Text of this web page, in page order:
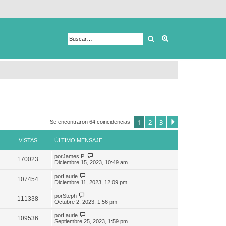
Buscar
Se encontraron 64 coincidencias 1 2 3
VISTAS ÚLTIMO MENSAJE
170023 porJames P.
Diciembre 15, 2023, 10:49 am
107454 porLaurie
Diciembre 11, 2023, 12:09 pm
111338 porSteph
Octubre 2, 2023, 1:56 pm
109536 porLaurie
Septiembre 25, 2023, 1:59 pm